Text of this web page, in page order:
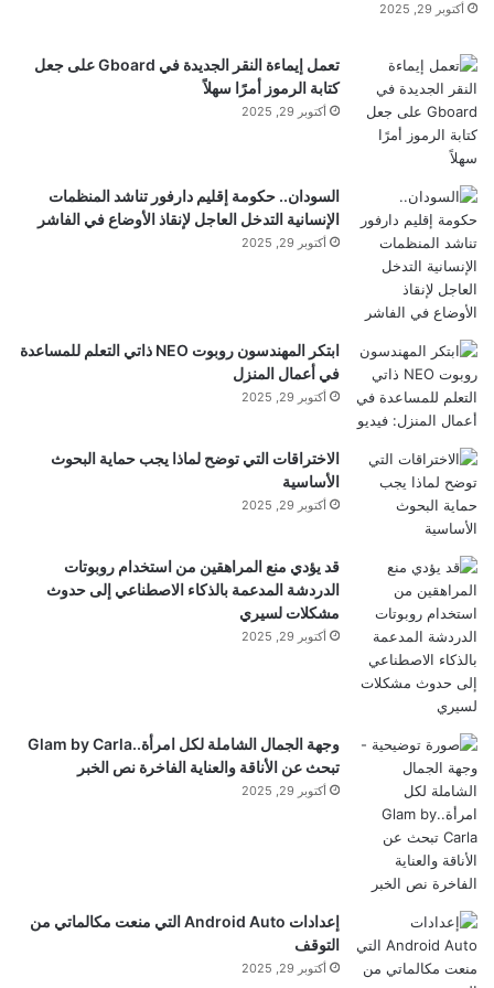
نشر لأول مرة على:
تاريخ النشر:
2026-01-18 22:37:00
الكاتب: BouSamra
تنويه من موقع “yalebnan.org”:
تم جلب هذا المحتوى بشكل آلي من المصدر:
www.almada.org
بتاريخ:2026-01-18 22:37:00
.
الآراء والمعلومات الواردة في هذا المقال لا تعبر
والمسؤولية الكاملة تقع على عاتق المصدر الأصلي.
ملاحظة:
yalebnan.org — وزيرة الشؤون في ختام زيارتها
أكتوبر 29, 2025
تعمل إيماءة النقر الجديدة في Gboard على جعل
كتابة الرموز أمرًا سهلاً
أكتوبر 29, 2025
السودان.. حكومة إقليم دارفور تناشد المنظمات
الإنسانية التدخل العاجل لإنقاذ الأوضاع في الفاشر
أكتوبر 29, 2025
ابتكر المهندسون روبوت NEO ذاتي التعلم للمساعدة
في أعمال المنزل
أكتوبر 29, 2025
الاختراقات التي توضح لماذا يجب حماية البحوث
الأساسية
أكتوبر 29, 2025
قد يؤدي منع المراهقين من استخدام روبوتات
الدردشة المدعمة بالذكاء الاصطناعي إلى حدوث
مشكلات لسيري
أكتوبر 29, 2025
وجهة الجمال الشاملة لكل امرأة..Glam by Carla
تبحث عن الأناقة والعناية الفاخرة نص الخبر
أكتوبر 29, 2025
إعدادات Android Auto التي منعت مكالماتي من
التوقف
أكتوبر 29, 2025